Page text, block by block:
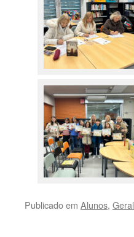
Publicado em Alunos, Geral